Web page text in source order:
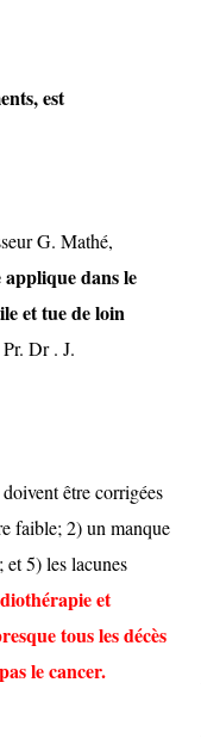
est
G. Mathé,
applique dans le
et tue de loin
Pr. Dr . J.
être corrigées
faible; 2) un manque
et 5) les lacunes
et
tous les décès
le cancer.